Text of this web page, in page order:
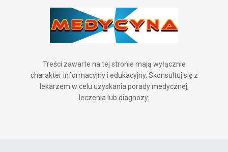
Treści zawarte na tej stronie mają wyłącznie
charakter informacyjny i edukacyjny. Skonsultuj się z
lekarzem w celu uzyskania porady medycznej,
leczenia lub diagnozy.